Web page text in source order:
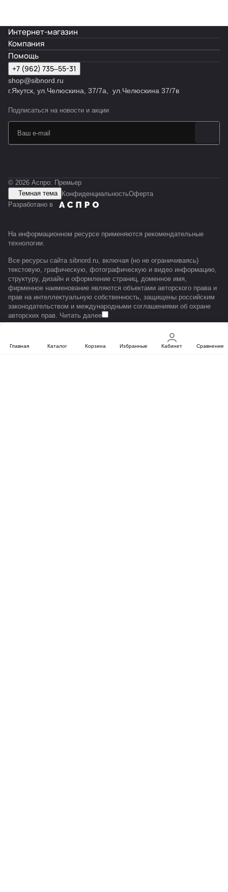
Главная Каталог Корзина Избранные Кабинет Сравнение
Интернет-магазин
Компания
Помощь
+7 (962) 735‒55-31
shop@sibnord.ru
​г.Якутск, ул.Челюскина, 37/7а, ул.Челюскина 37/7в
Подписаться на новости и акции
© 2026 Аспро: Премьер
Темная тема КонфиденциальностьОферта
Разработано в
На информационном ресурсе применяются рекомендательные
технологии.
Все ресурсы сайта sibnord.ru, включая (но не ограничиваясь)
текстовую, графическую, фотографическую и видео информацию,
структуру, дизайн и оформление страниц, доменное имя,
фирменное наименование являются объектами авторского права и
прав на интеллектуальную собственность, защищены российским
законодательством и международными соглашениями об охране
авторских прав. Читать далее